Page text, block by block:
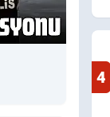
4